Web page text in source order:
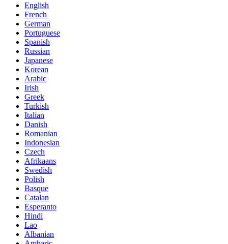
English
French
German
Portuguese
Spanish
Russian
Japanese
Korean
Arabic
Irish
Greek
Turkish
Italian
Danish
Romanian
Indonesian
Czech
Afrikaans
Swedish
Polish
Basque
Catalan
Esperanto
Hindi
Lao
Albanian